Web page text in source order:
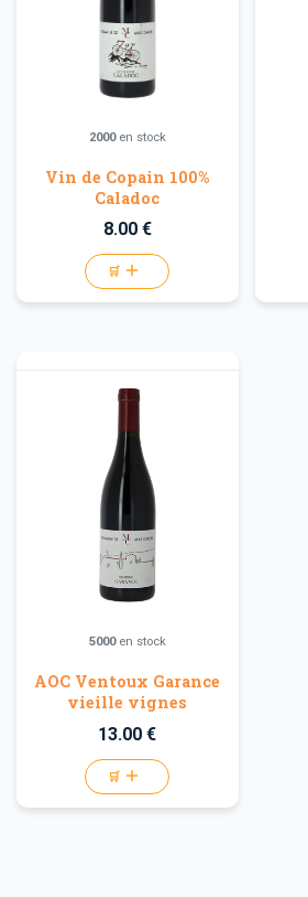
2000en stock
Vin de Copain 100%
Caladoc
8.00 €
🛒
5000en stock
AOC Ventoux Garance
vieille vignes
13.00 €
🛒